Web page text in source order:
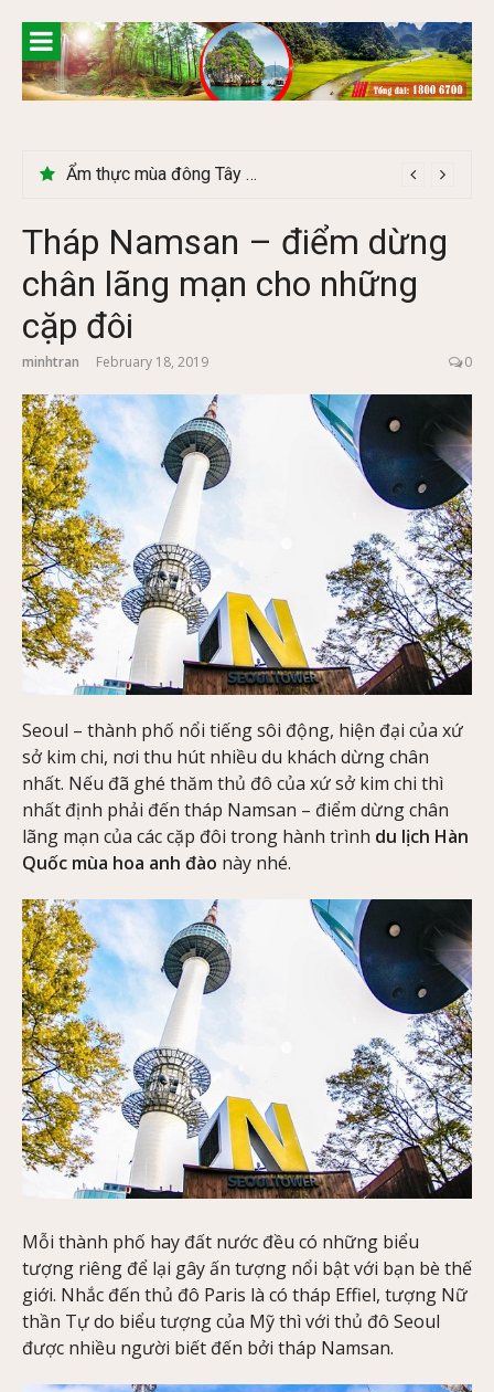
content
Lễ 2/9 có phải mùa du lịch Hà Giang đẹp không?
Tháp Namsan – điểm dừng
chân lãng mạn cho những
cặp đôi
minhtran February 18, 2019 0
Seoul – thành phố nổi tiếng sôi động, hiện đại của xứ
sở kim chi, nơi thu hút nhiều du khách dừng chân
nhất. Nếu đã ghé thăm thủ đô của xứ sở kim chi thì
nhất định phải đến tháp Namsan – điểm dừng chân
lãng mạn của các cặp đôi trong hành trình du lịch Hàn
Quốc mùa hoa anh đào này nhé.
Mỗi thành phố hay đất nước đều có những biểu
tượng riêng để lại gây ấn tượng nổi bật với bạn bè thế
giới. Nhắc đến thủ đô Paris là có tháp Effiel, tượng Nữ
thần Tự do biểu tượng của Mỹ thì với thủ đô Seoul
được nhiều người biết đến bởi tháp Namsan.